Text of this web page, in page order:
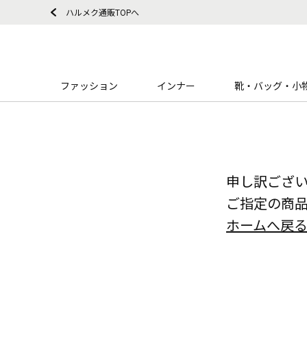
ハルメク通販TOPへ
ファッション インナー 靴・バッグ・小
申し訳ござ
ご指定の商
ホームへ戻る